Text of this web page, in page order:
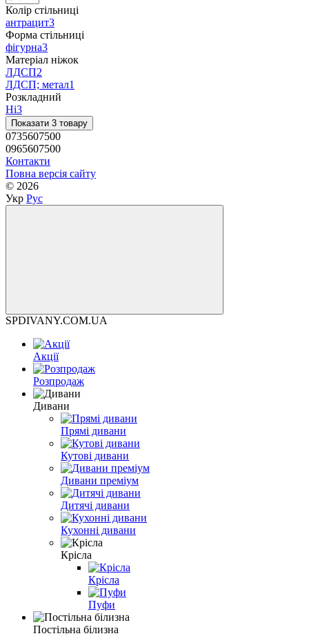
Колір стільниці
антрацит3
Форма стільниці
фігурна3
Матеріал ніжок
ЛДСП2
ЛДСП; метал1
Розкладний
Ні3
Показати 3 товару
0735607500
0965607500
Контакти
Повна версія сайту
© 2026
Укр Рус
SPDIVANY.COM.UA
Акції
Розпродаж
Дивани
Прямі дивани
Кутові дивани
Дивани преміум
Дитячі дивани
Кухонні дивани
Крісла
Крісла
Пуфи
Постільна білизна